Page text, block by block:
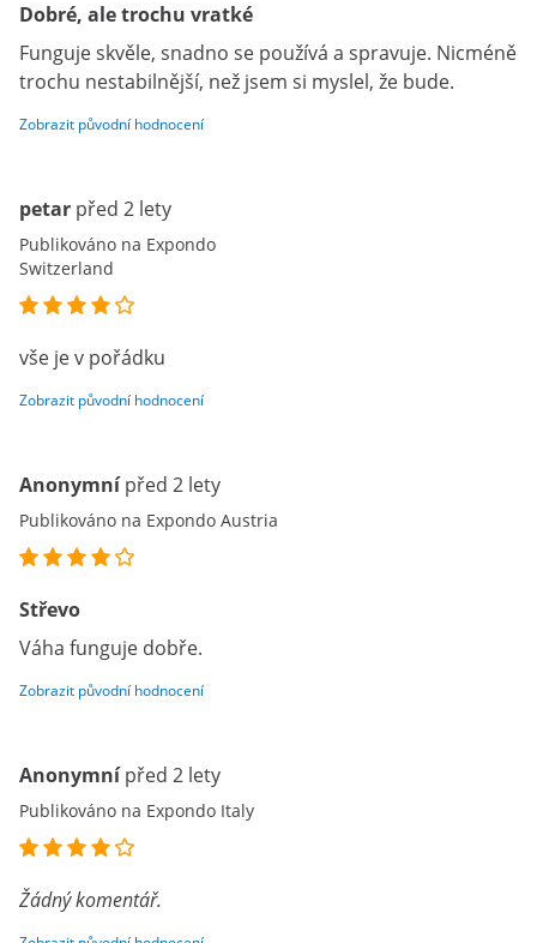
Dobré, ale trochu vratké
Funguje skvěle, snadno se používá a spravuje. Nicméně
trochu nestabilnější, než jsem si myslel, že bude.
Zobrazit původní hodnocení
petar před 2 lety
Publikováno na Expondo
Switzerland
vše je v pořádku
Zobrazit původní hodnocení
Anonymní před 2 lety
Publikováno na Expondo Austria
Střevo
Váha funguje dobře.
Zobrazit původní hodnocení
Anonymní před 2 lety
Publikováno na Expondo Italy
Žádný komentář.